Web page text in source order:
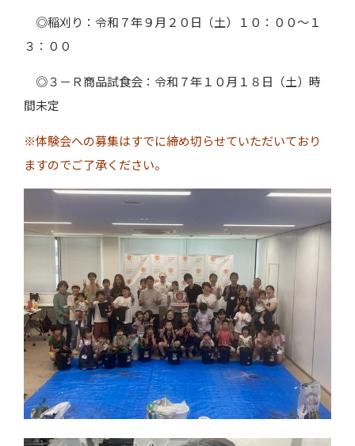
◎稲刈り：令和７年９月２０日（土）１０：００～１
３：００
◎３－Ｒ商品試食会：令和７年１０月１８日（土）時
間未定
※体験会への募集はすでに締め切らせていただいており
ますのでご了承ください。